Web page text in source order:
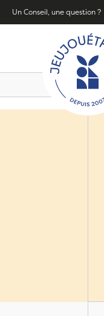
Un Conseil, une question ?